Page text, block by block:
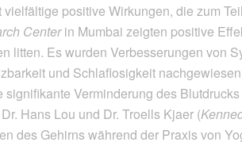
vielfältige positive Wirkungen, die zum
Centerin Mumbai zeigten positive
litten. Es wurden Verbesserungen von
und Schlaflosigkeit
signifikante Verminderung des
Hans Lou und Dr. Troells Kjaer (
des Gehirns während der Praxis von